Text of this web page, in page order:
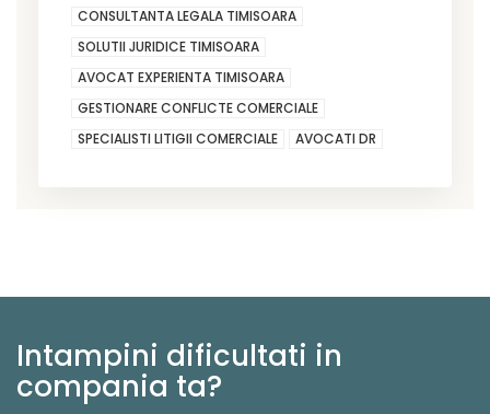
CONSULTANTA LEGALA TIMISOARA
SOLUTII JURIDICE TIMISOARA
AVOCAT EXPERIENTA TIMISOARA
GESTIONARE CONFLICTE COMERCIALE
SPECIALISTI LITIGII COMERCIALE
AVOCATI DR
Intampini dificultati in
compania ta?